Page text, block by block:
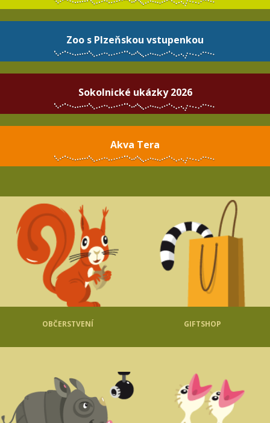
Zoo s Plzeňskou vstupenkou
Sokolnické ukázky 2026
Akva Tera
OBČERSTVENÍ GIFTSHOP